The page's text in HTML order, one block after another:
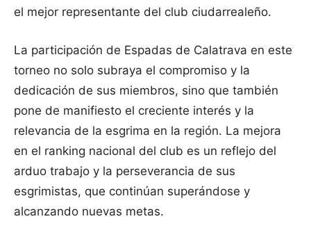
el mejor representante del club ciudarrealeño.
La participación de Espadas de Calatrava en este
torneo no solo subraya el compromiso y la
dedicación de sus miembros, sino que también
pone de manifiesto el creciente interés y la
relevancia de la esgrima en la región. La mejora
en el ranking nacional del club es un reflejo del
arduo trabajo y la perseverancia de sus
esgrimistas, que continúan superándose y
alcanzando nuevas metas.